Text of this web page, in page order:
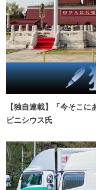
【独自連載】「今そこ
ビニシウス氏